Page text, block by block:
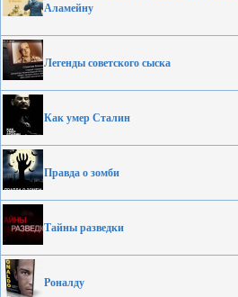
Аламейну
Легенды советского сыска
Как умер Сталин
Правда о зомби
Тайны разведки
Роналду